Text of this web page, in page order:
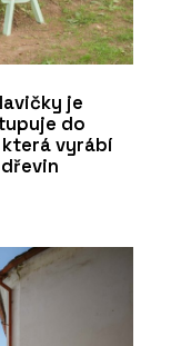
je
do
vyrábí